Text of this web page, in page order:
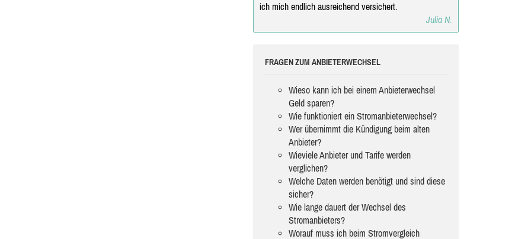
ich mich endlich ausreichend versichert.
Julia N.
FRAGEN ZUM ANBIETERWECHSEL
Wieso kann ich bei einem Anbieterwechsel
Geld sparen?
Wie funktioniert ein Stromanbieterwechsel?
Wer übernimmt die Kündigung beim alten
Anbieter?
Wieviele Anbieter und Tarife werden
verglichen?
Welche Daten werden benötigt und sind diese
sicher?
Wie lange dauert der Wechsel des
Stromanbieters?
Worauf muss ich beim Stromvergleich